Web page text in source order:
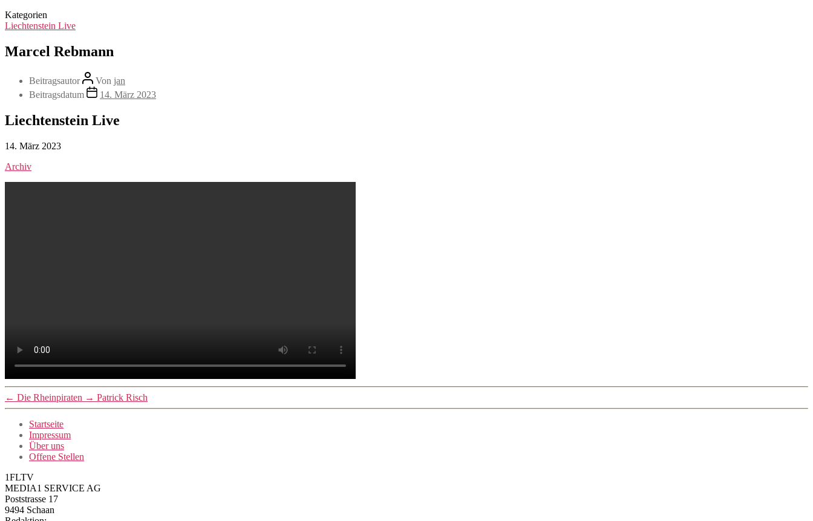
Kategorien
Liechtenstein Live
Marcel Rebmann
Beitragsautor Von jan
Beitragsdatum
14. März 2023
Liechtenstein Live
14. März 2023
Archiv
← Die Rheinpiraten → Patrick Risch
Startseite
Impressum
Über uns
Offene Stellen
1FLTV
MEDIA1 SERVICE AG
Poststrasse 17
9494 Schaan